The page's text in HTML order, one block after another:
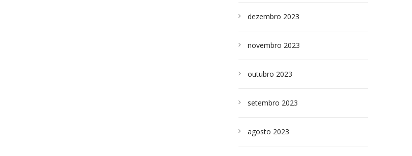
dezembro 2023
novembro 2023
outubro 2023
setembro 2023
agosto 2023